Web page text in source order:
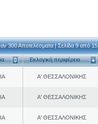
300 Αποτελέσματα | Σελίδα 9 από 15
Εκλογική περιφέρεια
Α' ΘΕΣΣΑΛΟΝΙΚΗΣ
Α' ΘΕΣΣΑΛΟΝΙΚΗΣ
Α' ΘΕΣΣΑΛΟΝΙΚΗΣ